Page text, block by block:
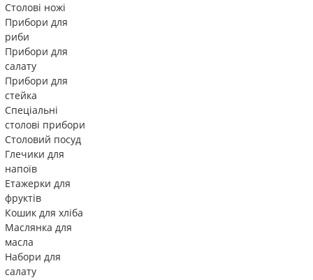
Столові ножі
Прибори для
риби
Прибори для
салату
Прибори для
стейка
Спеціальні
столові прибори
Столовий посуд
Глечики для
напоїв
Етажерки для
фруктів
Кошик для хліба
Маслянка для
масла
Набори для
салату